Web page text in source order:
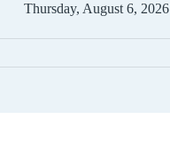
Thursday, August 6, 2026